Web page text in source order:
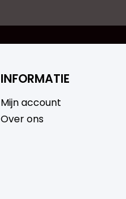
INFORMATIE
Mijn account
Over ons